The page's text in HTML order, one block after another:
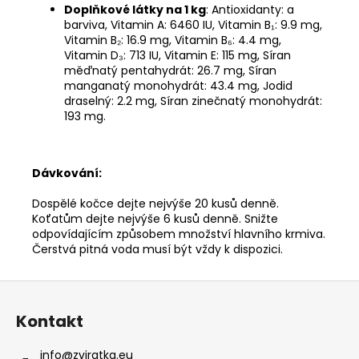
Doplňkové látky na 1 kg: Antioxidanty: a
barviva, Vitamin A: 6460 IU, Vitamin B₁: 9.9 mg,
Vitamin B₂: 16.9 mg, Vitamin B₆: 4.4 mg,
Vitamin D₃: 713 IU, Vitamin E: 115 mg, Síran
měďnatý pentahydrát: 26.7 mg, Síran
manganatý monohydrát: 43.4 mg, Jodid
draselný: 2.2 mg, Síran zinečnatý monohydrát:
193 mg.
Dávkování:
Dospělé kočce dejte nejvýše 20 kusů denně.
Koťatům dejte nejvýše 6 kusů denně. Snižte
odpovídajícím způsobem množství hlavního krmiva.
Čerstvá pitná voda musí být vždy k dispozici.
Z
Kontakt
info@zviratka.eu